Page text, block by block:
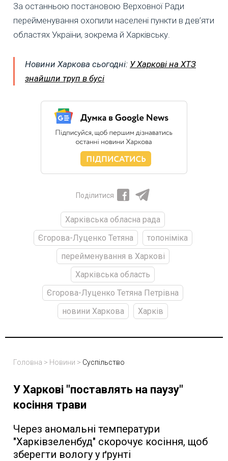
За останньою постановою Верховної Ради
перейменування охопили населені пункти в дев’яти
областях України, зокрема й Харківську.
Новини Харкова сьогодні: У Харкові на ХТЗ
знайшли труп в бусі
Поділитися
Харківська обласна рада
Єгорова-Луценко Тетяна
топоніміка
перейменування в Харкові
Харківська область
Єгорова-Луценко Тетяна Петрівна
новини Харкова
Харків
Головна > Новини > Суспільство
У Харкові "поставлять на паузу"
косіння трави
Через аномальні температури
"Харківзеленбуд" скорочує косіння, щоб
зберегти вологу у ґрунті